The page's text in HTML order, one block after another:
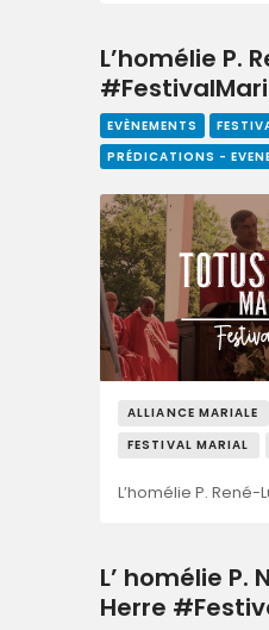
L’homélie P.
EVÈNEMENTS
PRÉDICATIONS -
ALLIANCE MARIALE
FESTIVAL MARIAL
L’homélie P.
L’ homélie P.
Herre